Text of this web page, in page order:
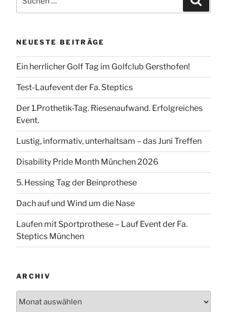
nach:
NEUESTE BEITRÄGE
Ein herrlicher Golf Tag im Golfclub Gersthofen!
Test-Laufevent der Fa. Steptics
Der 1.Prothetik-Tag. Riesenaufwand. Erfolgreiches
Event.
Lustig, informativ, unterhaltsam – das Juni Treffen
Disability Pride Month München 2026
5. Hessing Tag der Beinprothese
Dach auf und Wind um die Nase
Laufen mit Sportprothese – Lauf Event der Fa.
Steptics München
ARCHIV